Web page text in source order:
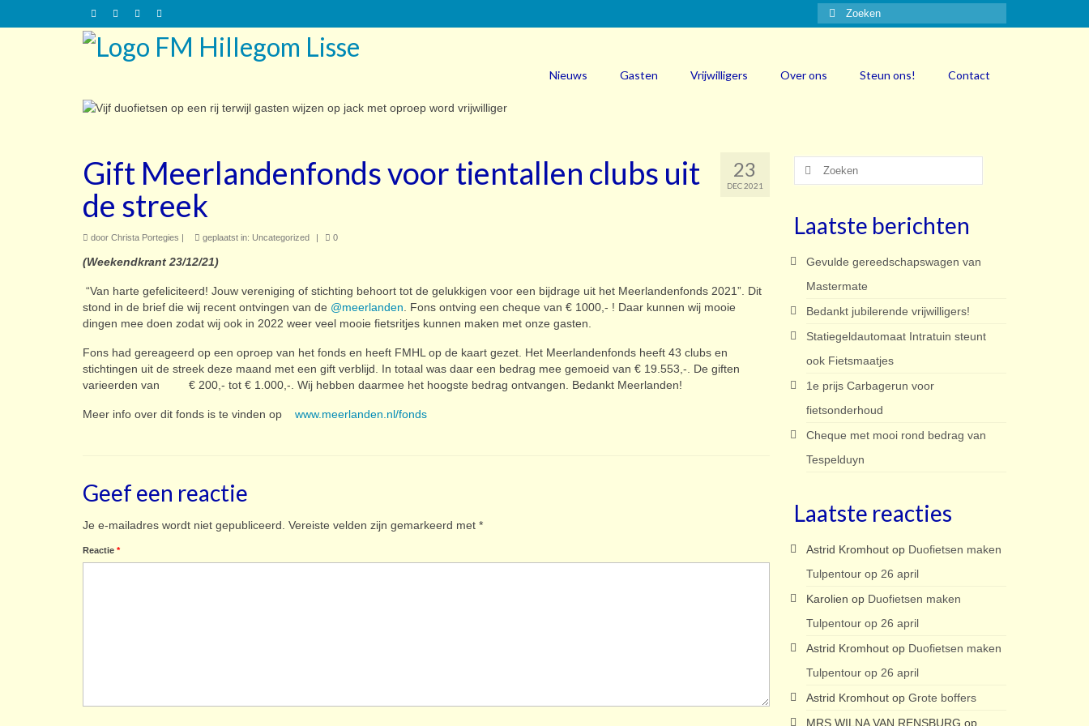
Zoeken
naar:
Nieuws Gasten Vrijwilligers Over ons Steun ons! Contact
23
DEC 2021
Gift Meerlandenfonds voor tientallen clubs uit
de streek
door Christa Portegies geplaatst in: Uncategorized 0
(Weekendkrant 23/12/21)
“Van harte gefeliciteerd! Jouw vereniging of stichting behoort tot de gelukkigen voor een bijdrage uit het Meerlandenfonds 2021”. Dit
stond in de brief die wij recent ontvingen van de @meerlanden. Fons ontving een cheque van € 1000,- ! Daar kunnen wij mooie
dingen mee doen zodat wij ook in 2022 weer veel mooie fietsritjes kunnen maken met onze gasten.
Fons had gereageerd op een oproep van het fonds en heeft FMHL op de kaart gezet. Het Meerlandenfonds heeft 43 clubs en
stichtingen uit de streek deze maand met een gift verblijd. In totaal was daar een bedrag mee gemoeid van € 19.553,-. De giften
varieerden van € 200,- tot € 1.000,-. Wij hebben daarmee het hoogste bedrag ontvangen. Bedankt Meerlanden!
Meer info over dit fonds is te vinden op www.meerlanden.nl/fonds
Geef een reactie
Je e-mailadres wordt niet gepubliceerd. Vereiste velden zijn gemarkeerd met *
Reactie *
Zoeken
Laatste berichten
Gevulde gereedschapswagen van
Mastermate
Bedankt jubilerende vrijwilligers!
Statiegeldautomaat Intratuin steunt
ook Fietsmaatjes
1e prijs Carbagerun voor
fietsonderhoud
Cheque met mooi rond bedrag van
Tespelduyn
Laatste reacties
Astrid Kromhoutop Duofietsen maken
Tulpentour op 26 april
Karolien op Duofietsen maken
Tulpentour op 26 april
Astrid Kromhoutop Duofietsen maken
Tulpentour op 26 april
Astrid Kromhoutop Grote boffers
MRS WILNA VAN RENSBURG op